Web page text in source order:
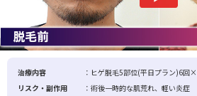
治療内容
：ヒゲ脱毛5部位(平日プラン)6回
リスク・副作用
：術後一時的な肌荒れ、軽い炎症